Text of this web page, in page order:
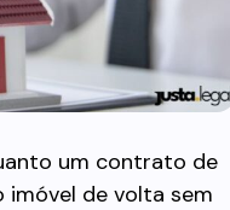
um contrato de
imóvel de volta sem